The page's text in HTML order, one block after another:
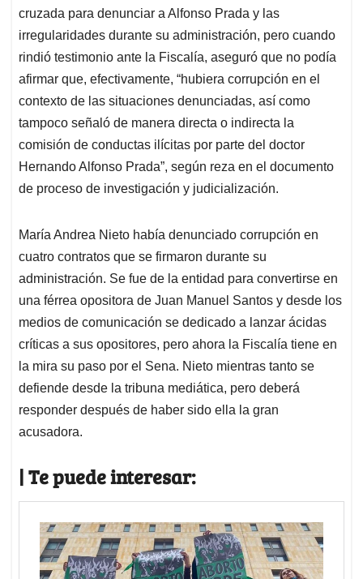
cruzada para denunciar a Alfonso Prada y las
irregularidades durante su administración, pero cuando
rindió testimonio ante la Fiscalía, aseguró que no podía
afirmar que, efectivamente, “hubiera corrupción en el
contexto de las situaciones denunciadas, así como
tampoco señaló de manera directa o indirecta la
comisión de conductas ilícitas por parte del doctor
Hernando Alfonso Prada”, según reza en el documento
de proceso de investigación y judicialización.
María Andrea Nieto había denunciado corrupción en
cuatro contratos que se firmaron durante su
administración. Se fue de la entidad para convertirse en
una férrea opositora de Juan Manuel Santos y desde los
medios de comunicación se dedicado a lanzar ácidas
críticas a sus opositores, pero ahora la Fiscalía tiene en
la mira su paso por el Sena. Nieto mientras tanto se
defiende desde la tribuna mediática, pero deberá
responder después de haber sido ella la gran
acusadora.
| Te puede interesar: